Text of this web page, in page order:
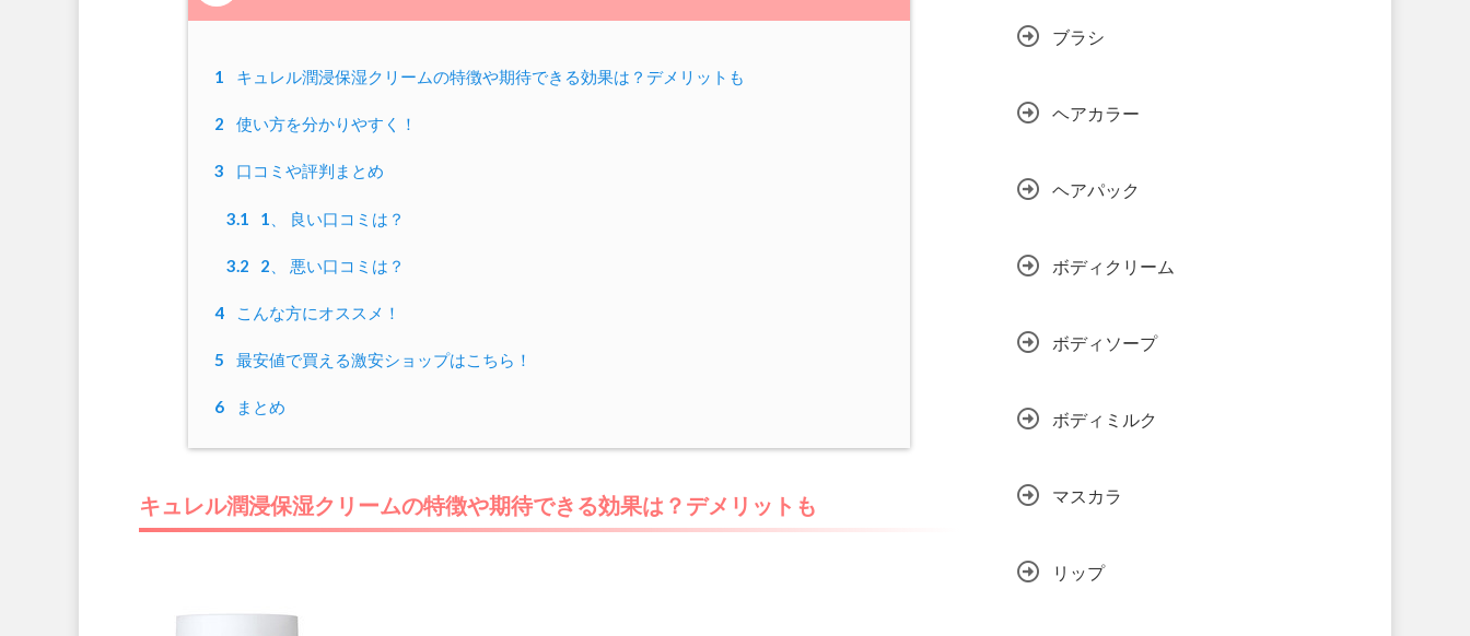
1 キュレル潤浸保湿クリームの特徴や期待できる効果は？デメリットも
2 使い方を分かりやすく！
3 口コミや評判まとめ
3.1 1、 良い口コミは？
3.2 2、 悪い口コミは？
4 こんな方にオススメ！
5 最安値で買える激安ショップはこちら！
6 まとめ
キュレル潤浸保湿クリームの特徴や期待できる効果は？デメリットも
ブラシ
ヘアカラー
ヘアパック
ボディクリーム
ボディソープ
ボディミルク
マスカラ
リップ